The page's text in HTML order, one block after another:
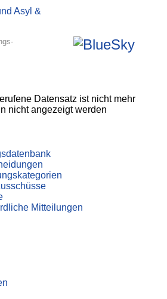
Datensatz ist nicht mehr
nicht angezeigt werden
Mitteilungen